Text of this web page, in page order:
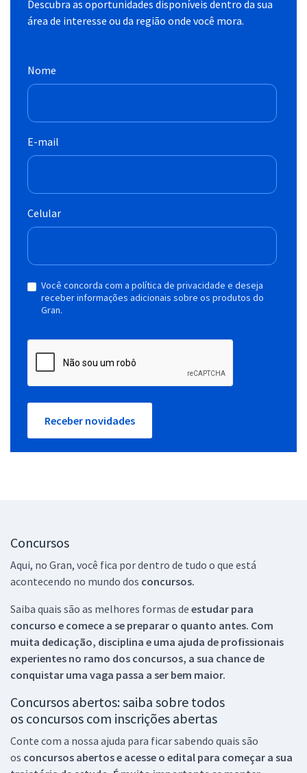
Descubra as oportunidades disponíveis dentro da sua
área de interesse ou da região onde você mora.
Nome
E-mail
Celular
Você concorda com a política de privacidade e deseja
receber informações adicionais sobre os produtos do
Gran.
Receber novidades
Concursos
Aqui, no Gran, você fica por dentro de tudo o que está
acontecendo no mundo dos concursos.
Saiba quais são as melhores formas de estudar para
concurso e comece a se preparar o quanto antes. Com
muita dedicação, disciplina e uma ajuda de profissionais
experientes no ramo dos concursos, a sua chance de
conquistar uma vaga passa a ser bem maior.
Concursos abertos: saiba sobre todos
os concursos com inscrições abertas
Conte com a nossa ajuda para ficar sabendo quais são
os concursos abertos e acesse o edital para começar a sua